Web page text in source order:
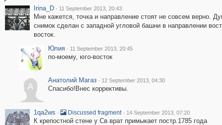
Irina_D · 11 September 2013, 20:43
Мне кажется, точка и направление стоят не совсем верно.
снимок сделан с западной угловой башни в направлении
восток.
Юлия · 11 September 2013, 20:45
по-моему, юго-восток
А
Анатолий Магаз · 12 September 2013, 04:30
Спасибо!Внес коррективы.
1qa2ws · Discussed fragment · 14 September 2013, 07:20
К крепостной стене у Св.врат примыкает постр.1785 года